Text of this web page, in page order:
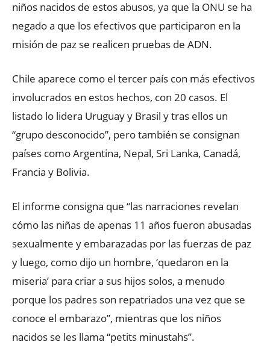
niños nacidos de estos abusos, ya que la ONU se ha
negado a que los efectivos que participaron en la
misión de paz se realicen pruebas de ADN.
Chile aparece como el tercer país con más efectivos
involucrados en estos hechos, con 20 casos. El
listado lo lidera Uruguay y Brasil y tras ellos un
“grupo desconocido”, pero también se consignan
países como Argentina, Nepal, Sri Lanka, Canadá,
Francia y Bolivia.
El informe consigna que “las narraciones revelan
cómo las niñas de apenas 11 años fueron abusadas
sexualmente y embarazadas por las fuerzas de paz
y luego, como dijo un hombre, ‘quedaron en la
miseria’ para criar a sus hijos solos, a menudo
porque los padres son repatriados una vez que se
conoce el embarazo”, mientras que los niños
nacidos se les llama “petits minustahs”.